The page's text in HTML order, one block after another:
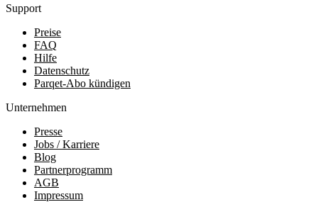
Support
Preise
FAQ
Hilfe
Datenschutz
Parqet-Abo kündigen
Unternehmen
Presse
Jobs / Karriere
Blog
Partnerprogramm
AGB
Impressum